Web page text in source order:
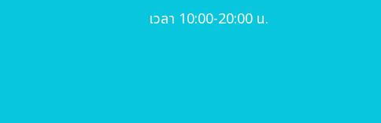
เวลา 10:00-20:00 น.